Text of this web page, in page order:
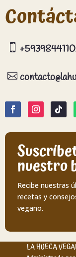


nuestro
Recibe nuestras
recetas y
vegano.
LA HUECA